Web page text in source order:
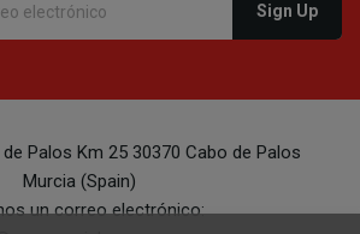
Palos Km 25 30370 Cabo de Palos
Murcia (Spain)
un correo electrónico: